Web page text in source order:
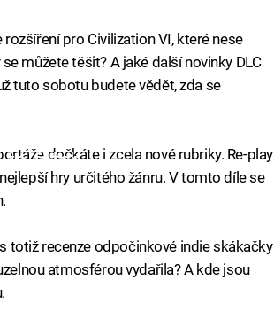
pro Civilization VI, které nese
můžete těšit? A jaké další novinky DLC
tuto sobotu budete vědět, zda se
to fetch
dočkáte i zcela nové rubriky. Re-play
hry určitého žánru. V tomto díle se
totiž recenze odpočinkové indie skákačky
atmosférou vydařila? A kde jsou